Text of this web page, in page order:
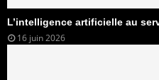
L’intelligence artificielle au
16 juin 2026